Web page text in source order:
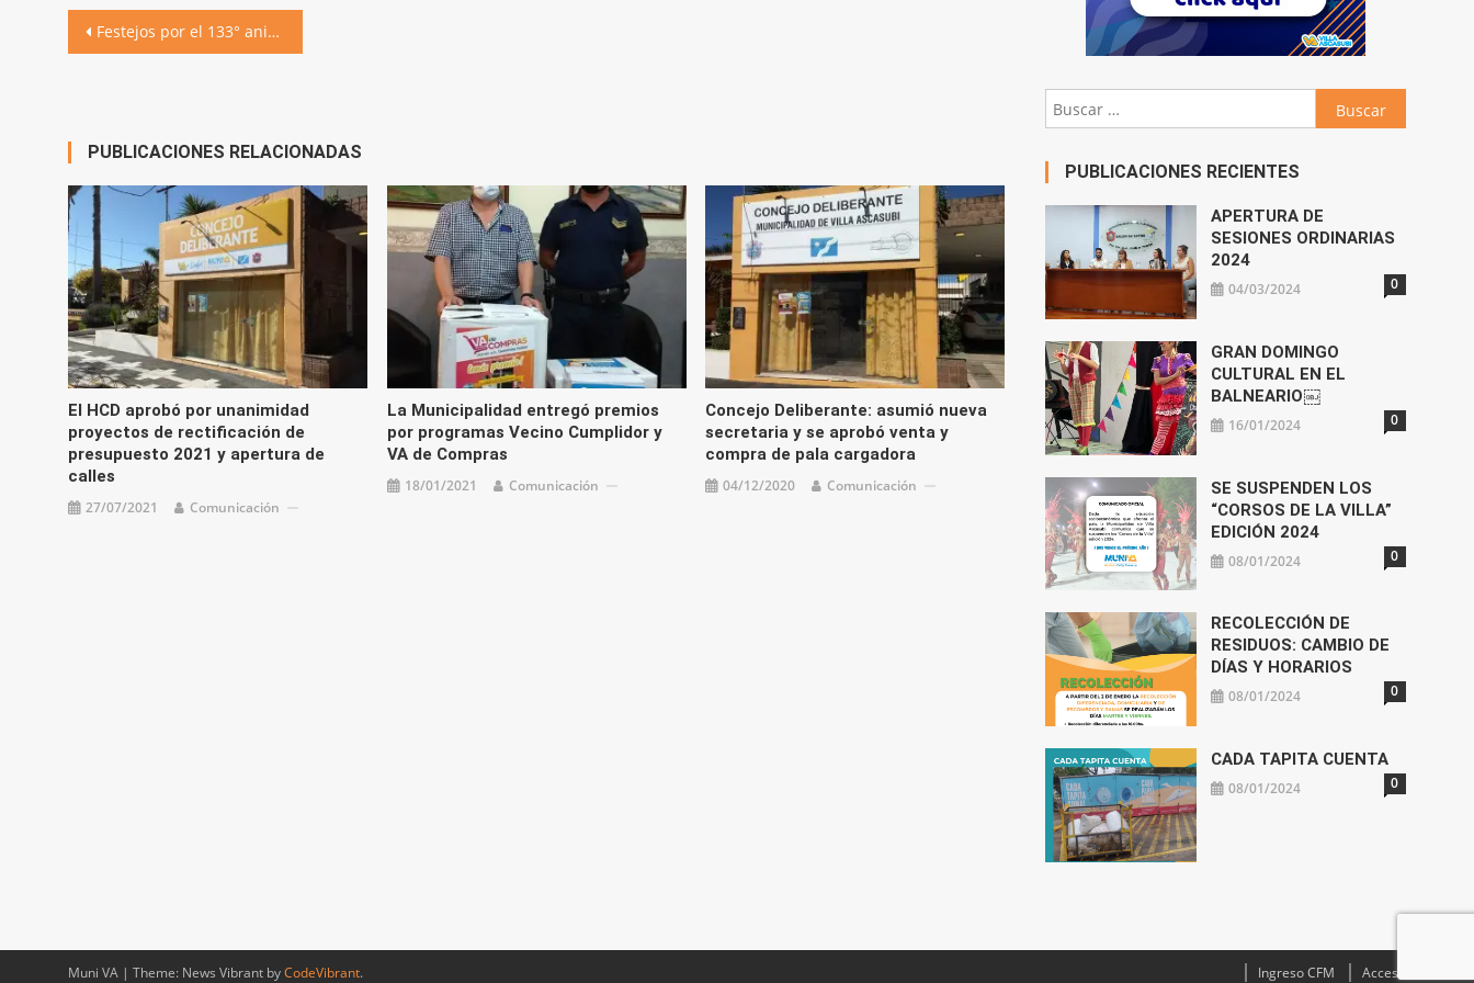
el
volumen.
Navegación
Festejos por el 133° aniversario: descubrimiento de placas e Himno Nacional en la plaza
PUBLICACIONES RELACIONADAS
El HCD aprobó por unanimidad
proyectos de rectificación de
presupuesto 2021 y apertura de
calles
27/07/2021 Comunicación
La Municipalidad entregó premios
por programas Vecino Cumplidor y
VA de Compras
18/01/2021 Comunicación
Concejo Deliberante: asumió nueva
secretaria y se aprobó venta y
compra de pala cargadora
04/12/2020 Comunicación
Buscar:
PUBLICACIONES RECIENTES
APERTURA DE
SESIONES ORDINARIAS
2024
04/03/2024 0
GRAN DOMINGO
CULTURAL EN EL
BALNEARIO￼
16/01/2024 0
SE SUSPENDEN LOS
“CORSOS DE LA VILLA”
EDICIÓN 2024
08/01/2024 0
RECOLECCIÓN DE
RESIDUOS: CAMBIO DE
DÍAS Y HORARIOS
08/01/2024 0
CADA TAPITA CUENTA
08/01/2024 0
Muni VA | Theme: News Vibrant byCodeVibrant. Ingreso CFM Acceso